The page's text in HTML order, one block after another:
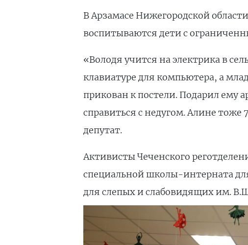
В Арзамасе Нижегородской
воспитываются дети с
«Володя учится на электрика в
клавиатуре для компьютера, а
прикован к постели. Подарил ему
справиться с недугом. Алине тоже
депутат.
Активисты Чеченского
специальной школы-интерната
для слепых и слабовидящих им.